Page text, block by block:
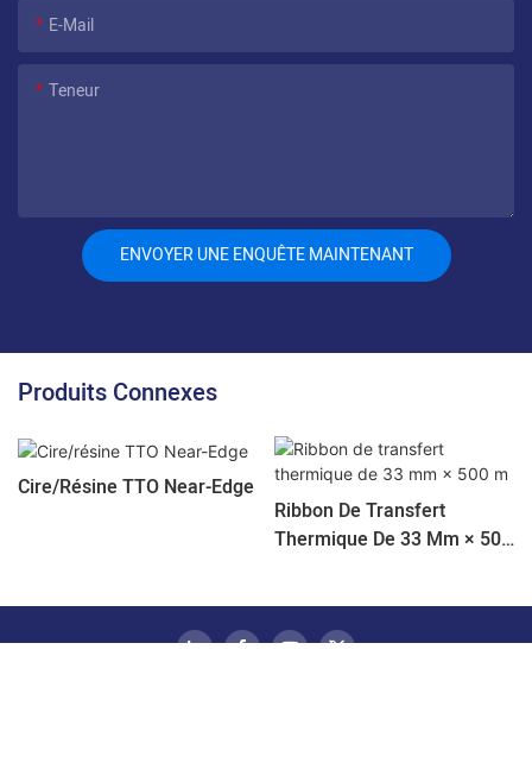
E-Mail
Teneur
ENVOYER UNE ENQUÊTE MAINTENANT
Produits Connexes
Cire/résine TTO Near-Edge
Ribbon De Transfert
Thermique De 33 Mm × 500